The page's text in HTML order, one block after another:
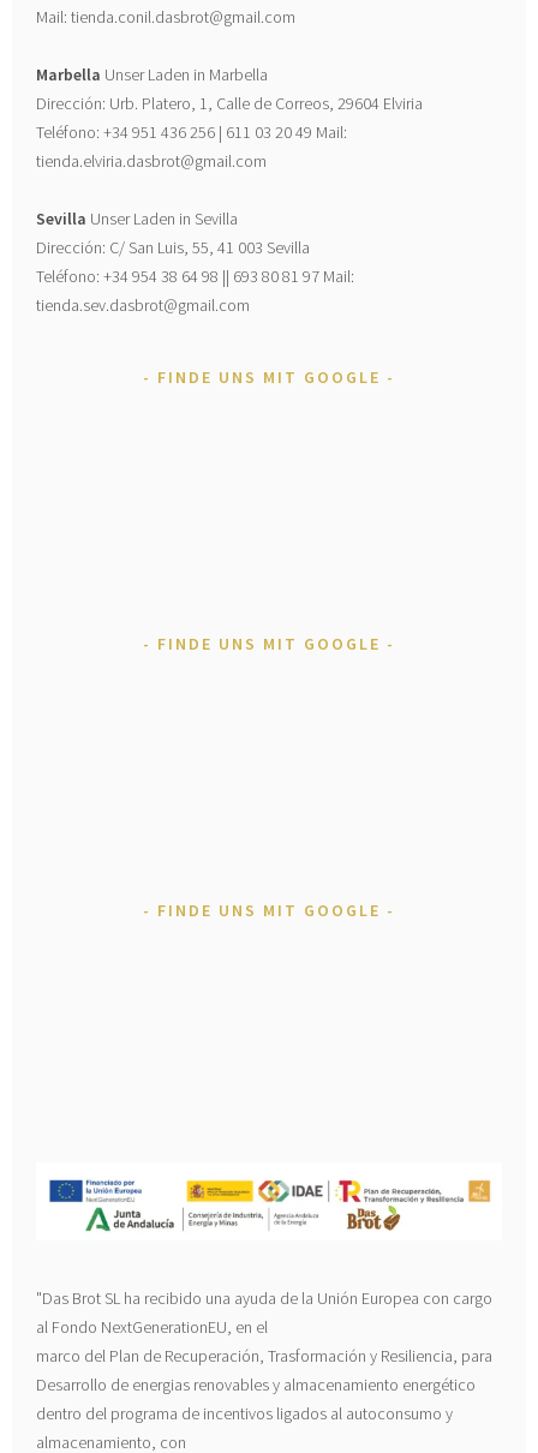
Mail: tienda.conil.dasbrot@gmail.com
Marbella Unser Laden in Marbella
Dirección: Urb. Platero, 1, Calle de Correos, 29604 Elviria
Teléfono: +34 951 436 256 | 611 03 20 49 Mail:
tienda.elviria.dasbrot@gmail.com
Sevilla Unser Laden in Sevilla
Dirección: C/ San Luis, 55, 41 003 Sevilla
Teléfono: +34 954 38 64 98 || 693 80 81 97 Mail:
tienda.sev.dasbrot@gmail.com
FINDE UNS MIT GOOGLE
FINDE UNS MIT GOOGLE
FINDE UNS MIT GOOGLE
"Das Brot SL ha recibido una ayuda de la Unión Europea con cargo
al Fondo NextGenerationEU, en el
marco del Plan de Recuperación, Trasformación y Resiliencia, para
Desarrollo de energias renovables y almacenamiento energético
dentro del programa de incentivos ligados al autoconsumo y
almacenamiento, con